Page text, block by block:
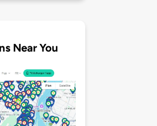
Near You